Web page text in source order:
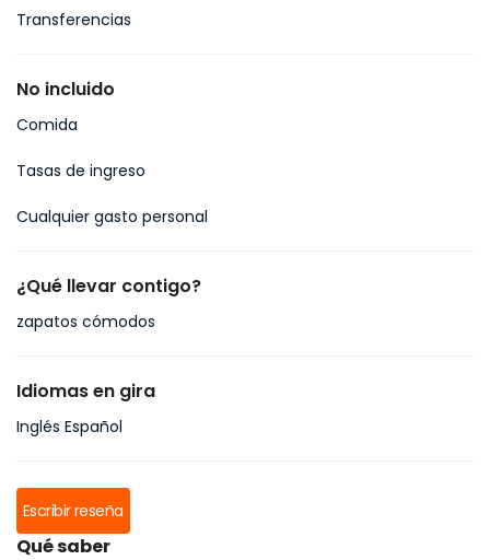
Transferencias
No incluido
Comida
Tasas de ingreso
Cualquier gasto personal
¿Qué llevar contigo?
zapatos cómodos
Idiomas en gira
Inglés Español
Escribir reseña
Qué saber